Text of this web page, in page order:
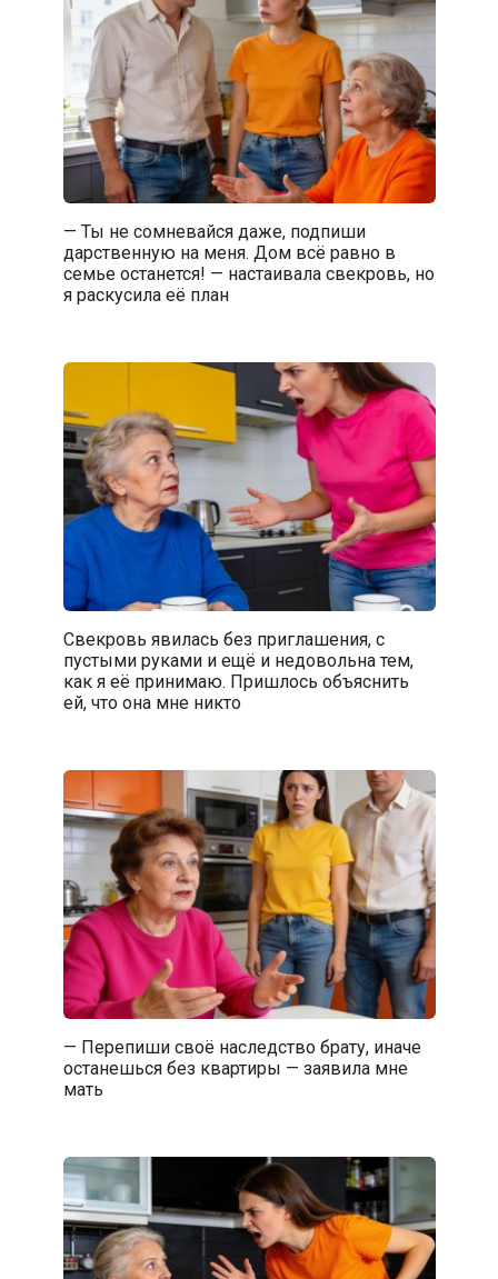
— Ты не сомневайся даже, подпиши
дарственную на меня. Дом всё равно в
семье останется! — настаивала свекровь, но
я раскусила её план
Свекровь явилась без приглашения, с
пустыми руками и ещё и недовольна тем,
как я её принимаю. Пришлось объяснить
ей, что она мне никто
— Перепиши своё наследство брату, иначе
останешься без квартиры — заявила мне
мать